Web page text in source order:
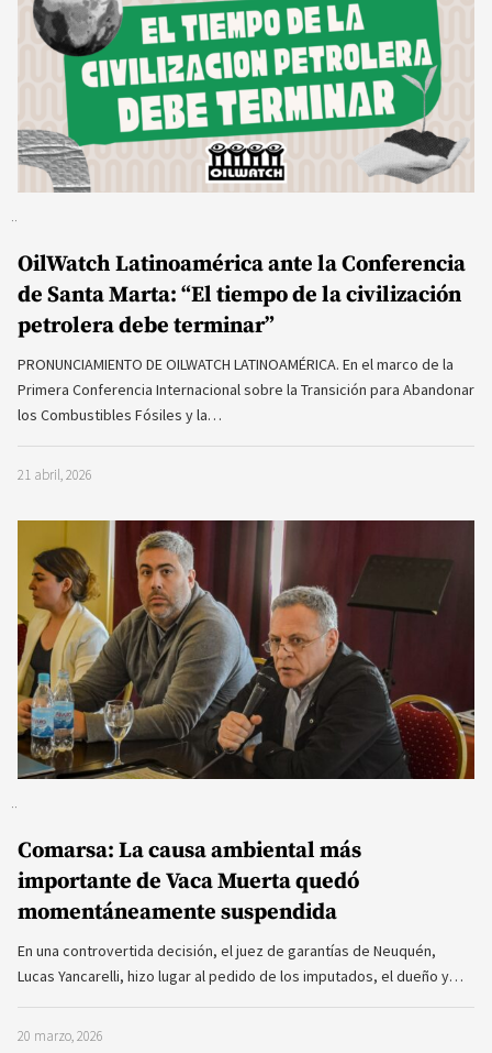
OilWatch Latinoamérica ante la Conferencia
de Santa Marta: “El tiempo de la civilización
petrolera debe terminar”
PRONUNCIAMIENTO DE OILWATCH LATINOAMÉRICA. En el marco de la
Primera Conferencia Internacional sobre la Transición para Abandonar
los Combustibles Fósiles y la…
21 abril, 2026
Comarsa: La causa ambiental más
importante de Vaca Muerta quedó
momentáneamente suspendida
En una controvertida decisión, el juez de garantías de Neuquén,
Lucas Yancarelli, hizo lugar al pedido de los imputados, el dueño y…
20 marzo, 2026